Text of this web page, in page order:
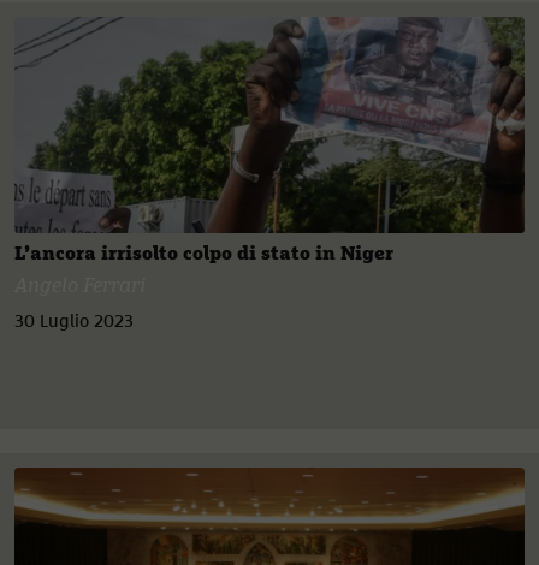
L’ancora irrisolto colpo di stato in Niger
30 Luglio 2023